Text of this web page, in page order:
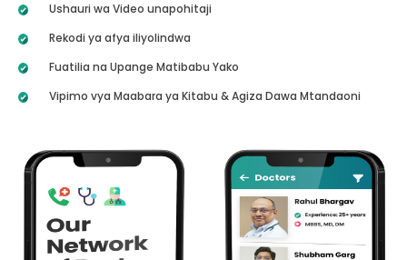
Ushauri wa Video unapohitaji
Rekodi ya afya iliyolindwa
Fuatilia na Upange Matibabu Yako
Vipimo vya Maabara ya Kitabu & Agiza Dawa Mtandaoni